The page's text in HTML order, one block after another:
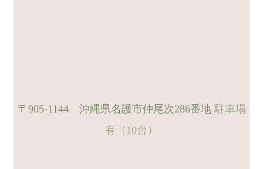
〒905-1144 沖縄県名護市仲尾次286番地駐車場
有（10台）